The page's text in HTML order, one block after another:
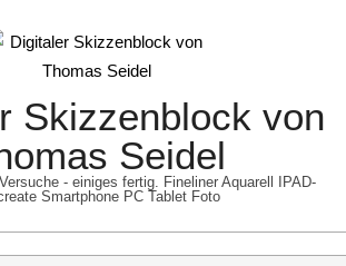
Skizzenblock von
Seidel
- einiges fertig. Fineliner Aquarell IPAD-
Smartphone PC Tablet Foto